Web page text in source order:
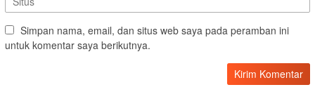
Simpan nama, email, dan situs web saya pada peramban ini
untuk komentar saya berikutnya.